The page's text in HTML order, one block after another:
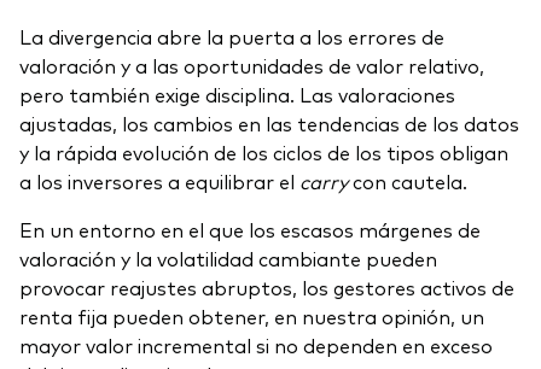
La divergencia abre la puerta a los errores de
valoración y a las oportunidades de valor relativo,
pero también exige disciplina. Las valoraciones
ajustadas, los cambios en las tendencias de los datos
y la rápida evolución de los ciclos de los tipos obligan
a los inversores a equilibrar el carrycon cautela.
En un entorno en el que los escasos márgenes de
valoración y la volatilidad cambiante pueden
provocar reajustes abruptos, los gestores activos de
renta fija pueden obtener, en nuestra opinión, un
mayor valor incremental si no dependen en exceso